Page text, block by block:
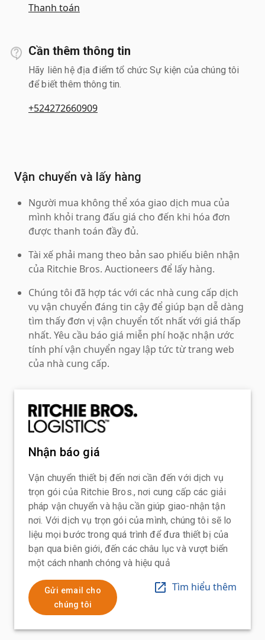
Thanh toán
Cần thêm thông tin
Hãy liên hệ địa điểm tổ chức Sự kiện của chúng tôi
để biết thêm thông tin.
+524272660909
Vận chuyển và lấy hàng
Người mua không thể xóa giao dịch mua của
mình khỏi trang đấu giá cho đến khi hóa đơn
được thanh toán đầy đủ.
Tài xế phải mang theo bản sao phiếu biên nhận
của Ritchie Bros. Auctioneers để lấy hàng.
Chúng tôi đã hợp tác với các nhà cung cấp dịch
vụ vận chuyển đáng tin cậy để giúp bạn dễ dàng
tìm thấy đơn vị vận chuyển tốt nhất với giá thấp
nhất. Yêu cầu báo giá miễn phí hoặc nhận ước
tính phí vận chuyển ngay lập tức từ trang web
của nhà cung cấp.
Nhận báo giá
Vận chuyển thiết bị đến nơi cần đến với dịch vụ
trọn gói của Ritchie Bros., nơi cung cấp các giải
pháp vận chuyển và hậu cần giúp giao-nhận tận
nơi. Với dịch vụ trọn gói của mình, chúng tôi sẽ lo
liệu mọi bước trong quá trình để đưa thiết bị của
bạn qua biên giới, đến các châu lục và vượt biển
một cách nhanh chóng và hiệu quả
Gửi email cho
chúng tôi
Tìm hiểu thêm